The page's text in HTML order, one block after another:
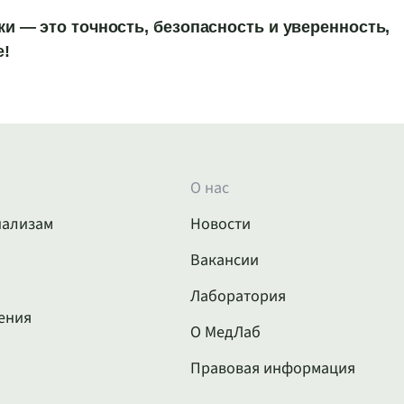
это точность, безопасность и уверенность,
О нас
Новости
Вакансии
Лаборатория
О МедЛаб
Правовая информация